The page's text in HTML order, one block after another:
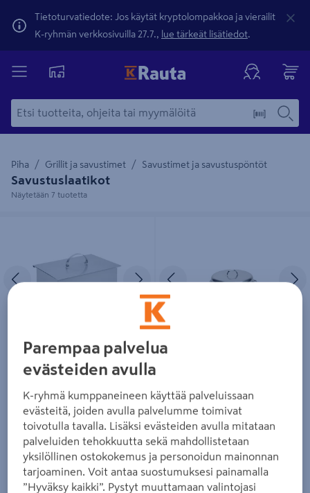
Tietoturvatiedote: Jos käytät kryptolompakkoa ja vierailit
K-ryhmän verkkosivuilla 27.7., lue tärkeät lisätiedot.
Piha Grillit ja savustimet Savustimet ja savustuspöntöt
Savustuslaatikot
Näytetään 7 tuotetta
Edellinen Seuraava
39x26,5x14cm rst
39,95€/kpl
39,95 €/ kpl
Lue lisää
Edellinen
Lue lisää
Parempaa palvelua
evästeiden avulla
K-ryhmä kumppaneineen käyttää palveluissaan
evästeitä, joiden avulla palvelumme toimivat
toivotulla tavalla. Lisäksi evästeiden avulla mitataan
palveluiden tehokkuutta sekä mahdollistetaan
yksilöllinen ostokokemus ja personoidun mainonnan
tarjoaminen. Voit antaa suostumuksesi painamalla
”Hyväksy kaikki”. Pystyt muuttamaan valintojasi